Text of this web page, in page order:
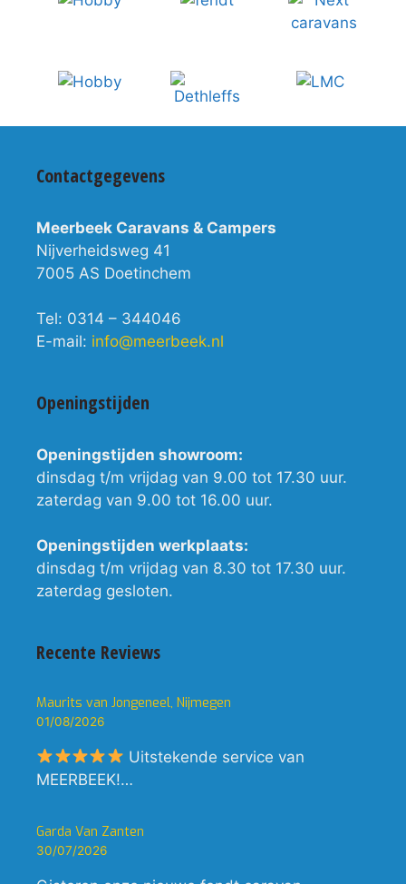
Contactgegevens
Meerbeek Caravans & Campers
Nijverheidsweg 41
7005 AS Doetinchem
Tel: 0314 – 344046
E-mail: info@meerbeek.nl
Openingstijden
Openingstijden showroom:
dinsdag t/m vrijdag van 9.00 tot 17.30 uur.
zaterdag van 9.00 tot 16.00 uur.
Openingstijden werkplaats:
dinsdag t/m vrijdag van 8.30 tot 17.30 uur.
zaterdag gesloten.
Recente Reviews
Maurits van Jongeneel, Nijmegen
01/08/2026
Uitstekende service van
MEERBEEK!…
Garda Van Zanten
30/07/2026